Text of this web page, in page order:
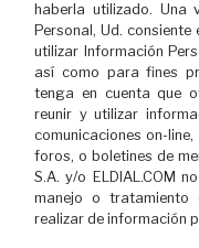
haberla utilizado. Una
Personal, Ud.
utilizar Información
así como para fines
tenga en cuenta que
reunir y utilizar
comunicaciones on-
foros, o boletines de
S.A. y/o ELDIAL.COM
manejo o tratamiento
realizar de información